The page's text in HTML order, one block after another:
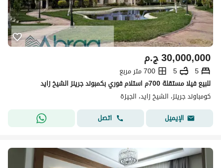
ج.م30,000,000
5
5
700 متر مربع
للبيع فيلا مستقلة 700م استلام فوري بكمبوند جرينز الشيخ زايد
كومباوند جرينز، الشيخ زايد، الجيزة
الإيميل
اتصل